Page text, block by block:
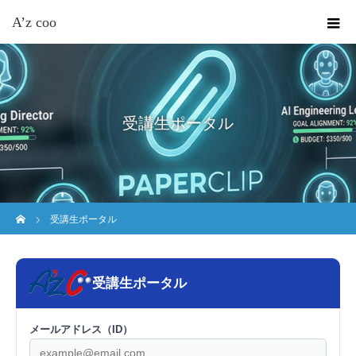
A’z coo
受講生ポータル
受講生ポータル
受講生ポータル
メールアドレス（ID）